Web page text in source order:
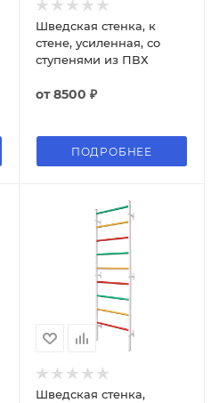
Шведская стенка, к
стене, усиленная, со
ступенями из ПВХ
от8500 ₽
ПОДРОБНЕЕ
Шведская стенка,